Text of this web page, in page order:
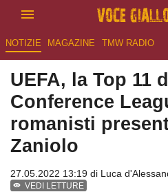
NOTIZIE MAGAZINE TMW RADIO
UEFA, la Top 11
Conference
romanisti
Zaniolo
27.05.2022 13:19 di Luca
VEDI LETTURE